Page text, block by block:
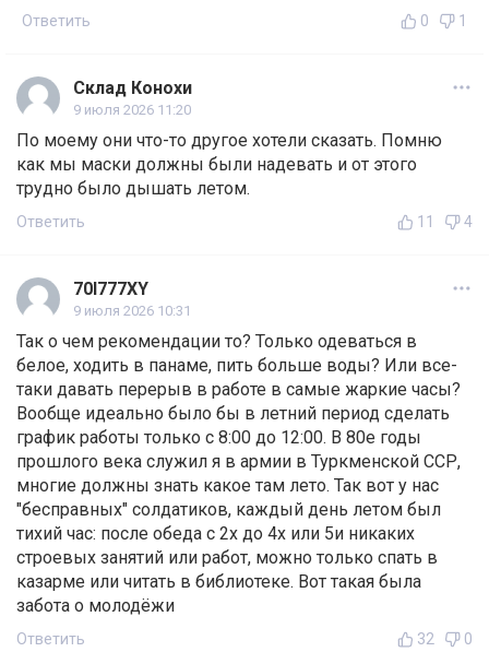
Ответить 0 1
Склад Конохи
9 июля 2026 11:20
По моему они что-то другое хотели сказать. Помню
как мы маски должны были надевать и от этого
трудно было дышать летом.
Ответить 11 4
70I777XY
9 июля 2026 10:31
Так о чем рекомендации то? Только одеваться в
белое, ходить в панаме, пить больше воды? Или все-
таки давать перерыв в работе в самые жаркие часы?
Вообще идеально было бы в летний период сделать
график работы только с 8:00 до 12:00. В 80е годы
прошлого века служил я в армии в Туркменской ССР,
многие должны знать какое там лето. Так вот у нас
"бесправных" солдатиков, каждый день летом был
тихий час: после обеда с 2х до 4х или 5и никаких
строевых занятий или работ, можно только спать в
казарме или читать в библиотеке. Вот такая была
забота о молодёжи
Ответить 32 0